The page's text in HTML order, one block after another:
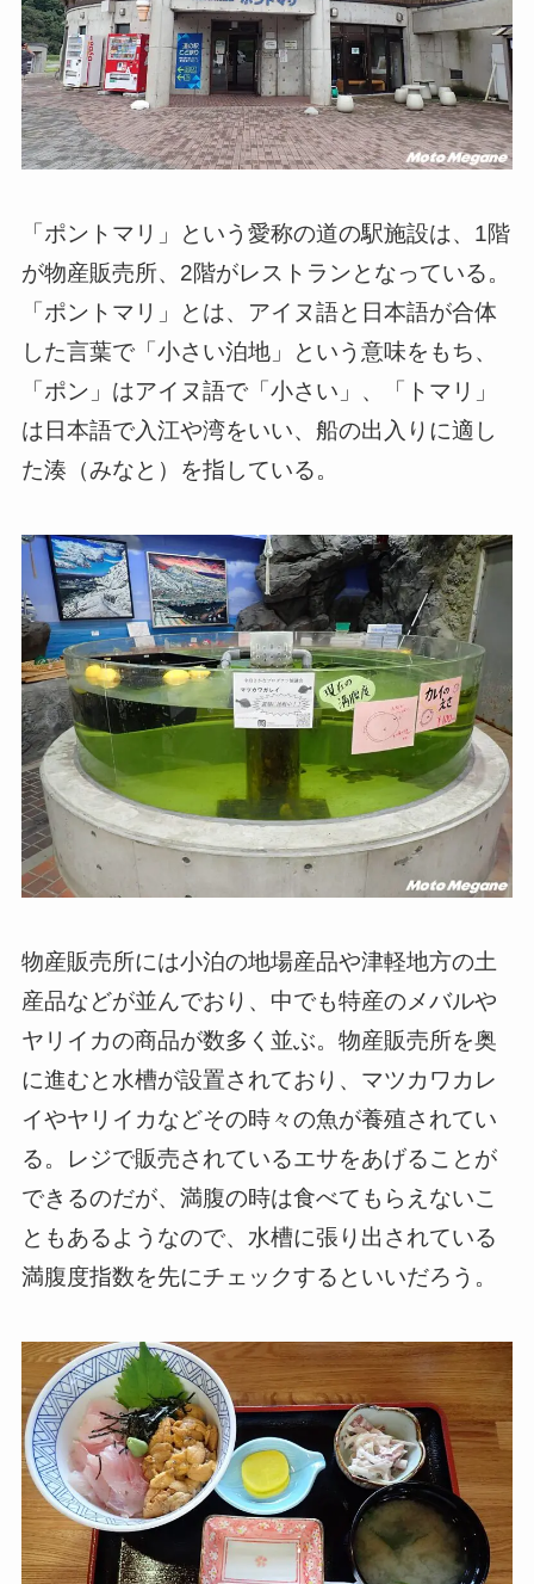
「ポントマリ」という愛称の道の駅施設は、1階
が物産販売所、2階がレストランとなっている。
「ポントマリ」とは、アイヌ語と日本語が合体
した言葉で「小さい泊地」という意味をもち、
「ポン」はアイヌ語で「小さい」、「トマリ」
は日本語で入江や湾をいい、船の出入りに適し
た湊（みなと）を指している。
物産販売所には小泊の地場産品や津軽地方の土
産品などが並んでおり、中でも特産のメバルや
ヤリイカの商品が数多く並ぶ。物産販売所を奥
に進むと水槽が設置されており、マツカワカレ
イやヤリイカなどその時々の魚が養殖されてい
る。レジで販売されているエサをあげることが
できるのだが、満腹の時は食べてもらえないこ
ともあるようなので、水槽に張り出されている
満腹度指数を先にチェックするといいだろう。